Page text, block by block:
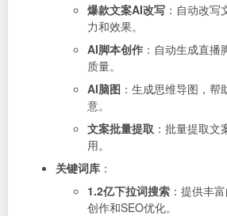
爆款文案AI改写 ：自动改写
力和效果。
AI脚本创作 ：自动生成直
质量。
AI脑图 ：生成思维导图，
意。
文案批量提取 ：批量提取
用。
关键词库 ：
1.2亿下拉词搜索 ：提供丰
创作和SEO优化。